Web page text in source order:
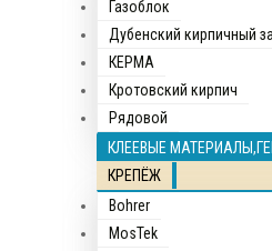
Газоблок
Дубенский кирпичный
КЕРМА
Кротовский кирпич
Рядовой
КЛЕЕВЫЕ
КРЕПЁЖ
Bohrer
MosTek